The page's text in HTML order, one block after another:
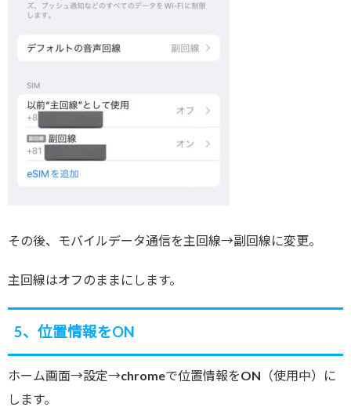
その後、モバイルデータ通信を主回線→副回線に変更。
主回線はオフのままにします。
5、位置情報をON
ホーム画面→設定→chromeで位置情報をON（使用中）に
します。